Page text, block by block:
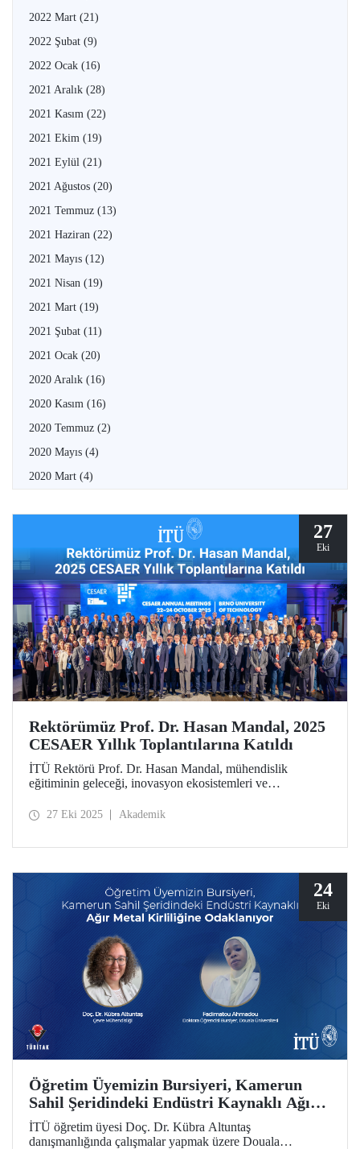
2022 Mart (21)
2022 Şubat (9)
2022 Ocak (16)
2021 Aralık (28)
2021 Kasım (22)
2021 Ekim (19)
2021 Eylül (21)
2021 Ağustos (20)
2021 Temmuz (13)
2021 Haziran (22)
2021 Mayıs (12)
2021 Nisan (19)
2021 Mart (19)
2021 Şubat (11)
2021 Ocak (20)
2020 Aralık (16)
2020 Kasım (16)
2020 Temmuz (2)
2020 Mayıs (4)
2020 Mart (4)
27
Eki
Rektörümüz Prof. Dr. Hasan Mandal, 2025
CESAER Yıllık Toplantılarına Katıldı
İTÜ Rektörü Prof. Dr. Hasan Mandal, mühendislik
eğitiminin geleceği, inovasyon ekosistemleri ve
öncü rolünün ele alındığı 2025 CESAER Yıllık
27 Eki 2025 Akademik
24
Eki
Öğretim Üyemizin Bursiyeri, Kamerun
Sahil Şeridindeki Endüstri Kaynaklı Ağır
Metal Kirliliğine Odaklanıyor
İTÜ öğretim üyesi Doç. Dr. Kübra Altuntaş
danışmanlığında çalışmalar yapmak üzere Douala